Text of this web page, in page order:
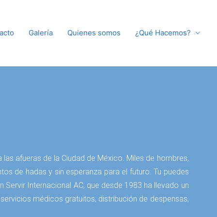
Galería Quienes somos ¿Qué Hacemos?
afueras de la Ciudad de México. Miles de hombres,
de hadas y sin esperanza para el futuro. Tu puedes
Internacional AC, que desde 1983 ha llevado un
médicos gratuitos, distribución de despensas,